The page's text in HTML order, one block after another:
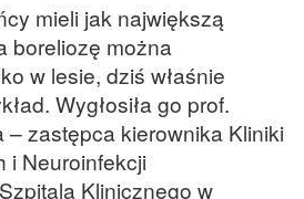
mieli jak największą
boreliozę można
w lesie, dziś właśnie
Wygłosiła go prof.
zastępca kierownika Kliniki
i Neuroinfekcji
Klinicznego w